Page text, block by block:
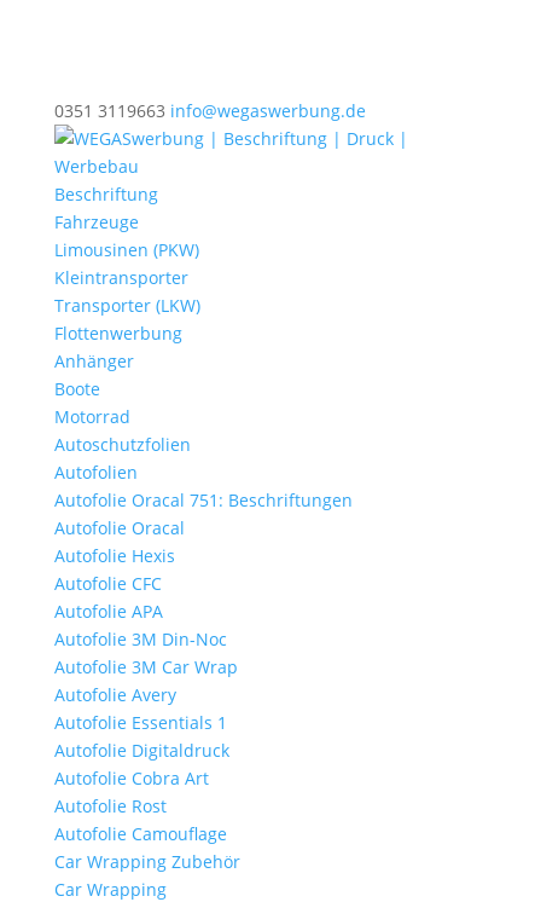
0351 3119663 info@wegaswerbung.de
Beschriftung
Fahrzeuge
Limousinen (PKW)
Kleintransporter
Transporter (LKW)
Flottenwerbung
Anhänger
Boote
Motorrad
Autoschutzfolien
Autofolien
Autofolie Oracal 751: Beschriftungen
Autofolie Oracal
Autofolie Hexis
Autofolie CFC
Autofolie APA
Autofolie 3M Din-Noc
Autofolie 3M Car Wrap
Autofolie Avery
Autofolie Essentials 1
Autofolie Digitaldruck
Autofolie Cobra Art
Autofolie Rost
Autofolie Camouflage
Car Wrapping Zubehör
Car Wrapping